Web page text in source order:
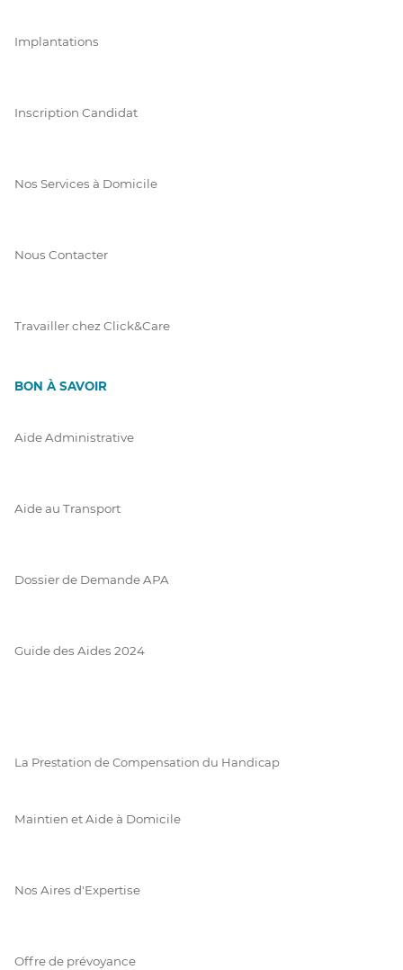
Implantations
Inscription Candidat
Nos Services à Domicile
Nous Contacter
Travailler chez Click&Care
BON À SAVOIR
Aide Administrative
Aide au Transport
Dossier de Demande APA
Guide des Aides 2024
La Prestation de Compensation du Handicap
Maintien et Aide à Domicile
Nos Aires d'Expertise
Offre de prévoyance